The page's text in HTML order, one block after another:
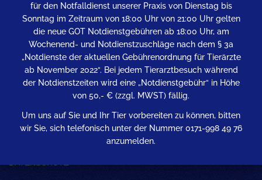
Wir sorgen für ein strahlendes, unbeschwertes Lächeln!
HOME
360° PRAXIS-TOUR
für den Notfalldienst unserer Praxis von Dienstag bis
Sonntag im Zeitraum von 18:00 Uhr von 21:00 Uhr gelten
die neue GOT Notdienstgebühren ab 18:00 Uhr, am
Wochenend- und Notdienstzuschläge nach dem § 3a
„Notdienste der aktuellen Gebührenordnung für Tierärzte
ab November 2022“. Bei jedem Tierarztbesuch während
der Notdienstzeiten wird eine „Notdienstgebühr“ in Höhe
von 50,- € (zzgl. MWST) fällig.
Um uns auf Sie und Ihr Tier vorbereiten zu können, bitten
wir Sie, sich telefonisch unter der Nummer 0171-998 49 76
anzumelden.